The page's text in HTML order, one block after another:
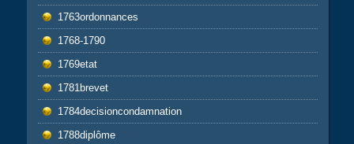
1763ordonnances
1768-1790
1769etat
1781brevet
1784decisioncondamnation
1788diplôme